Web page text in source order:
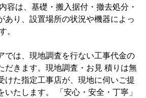
容は、基礎・搬入据付・撤去処分・
あり、設置場所の状況や機器によっ
。
では、現地調査を行ない工事代金の
だきます。現地調査・お見 積りは無
けた指定工事店が、現地に伺いご提
たします。 「安心・安全・丁寧」